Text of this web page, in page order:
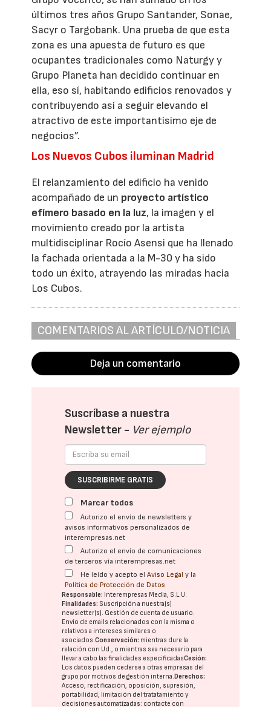
últimos tres años Grupo Santander, Sonae,
Sacyr o Targobank. Una prueba de que esta
zona es una apuesta de futuro es que
ocupantes tradicionales como Naturgy y
Grupo Planeta han decidido continuar en
ella, eso sí, habitando edificios renovados y
contribuyendo así a seguir elevando el
atractivo de este importantísimo eje de
negocios”.
Los Nuevos Cubos iluminan Madrid
El relanzamiento del edificio ha venido
acompañado de un proyecto artístico
efímero basado en la luz, la imagen y el
movimiento creado por la artista
multidisciplinar Rocío Asensi que ha llenado
la fachada orientada a la M-30 y ha sido
todo un éxito, atrayendo las miradas hacia
Los Cubos.
COMENTARIOS AL ARTÍCULO/NOTICIA
Deja un comentario
Suscríbase a nuestra
Newsletter - Ver ejemplo
SUSCRIBIRME GRATIS
Marcar todos
Autorizo el envío de newsletters y
avisos informativos personalizados de
interempresas.net
Autorizo el envío de comunicaciones
de terceros vía interempresas.net
He leído y acepto elAviso Legal y la
Política de Protección de Datos
Responsable: Interempresas Media, S.L.U.
Finalidades: Suscripción a nuestra(s)
newsletter(s). Gestión de cuenta de usuario.
Envío de emails relacionados con la misma o
relativos a intereses similares o
asociados.Conservación: mientras dure la
relación con Ud., o mientras sea necesario para
llevar a cabo las finalidades especificadasCesión:
Los datos pueden cederse a otras empresas del
grupo por motivos de gestión interna.Derechos:
Acceso, rectificación, oposición, supresión,
portabilidad, limitación del tratatamiento y
decisiones automatizadas: contacte con